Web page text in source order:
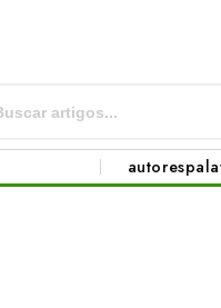
autores